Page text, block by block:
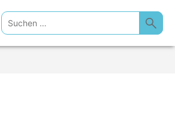
Suchen
nach: